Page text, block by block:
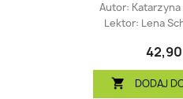
Autor:
Lektor: Lena
42,90
 DODAJ